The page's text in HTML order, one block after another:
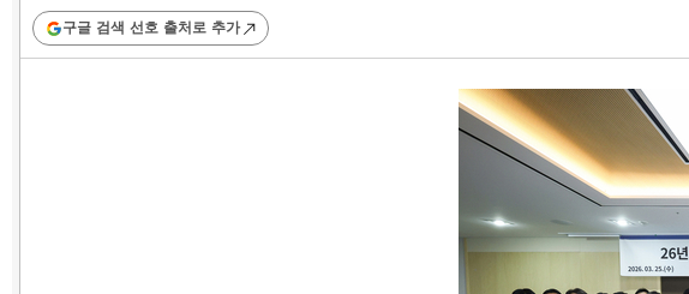
구글 검색 선호 출처로 추가